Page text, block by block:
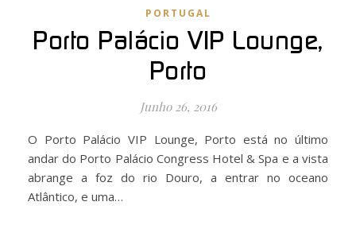
PORTUGAL
Porto Palácio VIP Lounge,
Porto
Junho 26, 2016
O Porto Palácio VIP Lounge, Porto está no último
andar do Porto Palácio Congress Hotel & Spa e a vista
abrange a foz do rio Douro, a entrar no oceano
Atlântico, e uma…